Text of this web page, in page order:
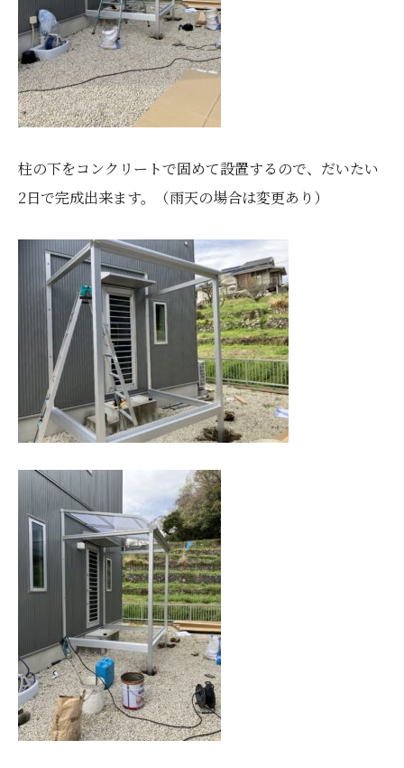
柱の下をコンクリートで固めて設置するので、だいたい
2日で完成出来ます。（雨天の場合は変更あり）